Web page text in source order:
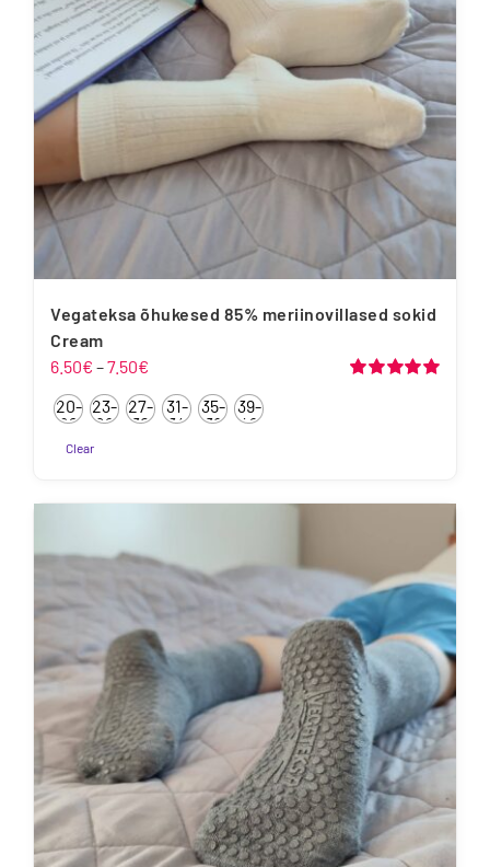
teha
tootelehel.
Vegateksa õhukesed 85% meriinovillased sokid
Cream
6.50€ –7.50€
6.50€
kuni
20-
22
23-
26
27-
30
31-
34
35-
38
39-
42
Clear
tootel
mitu
varianti.
Valikuid
teha
tootelehel.